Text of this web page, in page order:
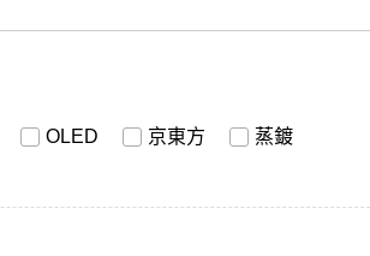
OLED 京東方 蒸鍍